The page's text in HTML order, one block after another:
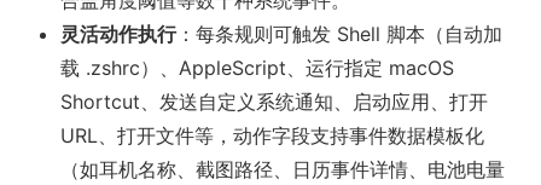
灵活动作执行：每条规则可触发 Shell 脚本（自动加
载 .zshrc）、AppleScript、运行指定 macOS
Shortcut、发送自定义系统通知、启动应用、打开
URL、打开文件等，动作字段支持事件数据模板化
（如耳机名称、截图路径、日历事件详情、电池电量